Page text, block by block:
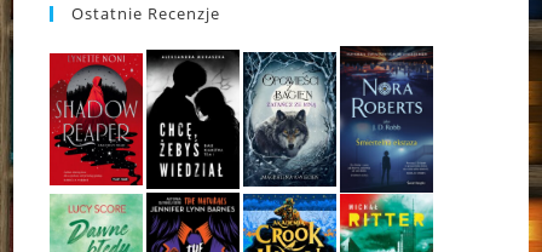
Ostatnie Recenzje